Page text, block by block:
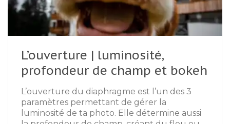
L’ouverture | luminosité,
profondeur de champ et bokeh
L’ouverture du diaphragme est l’un des 3
paramètres permettant de gérer la
luminosité de ta photo. Elle détermine aussi